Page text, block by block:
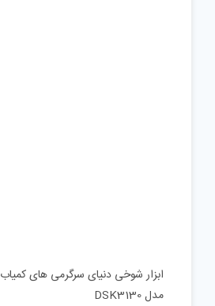
ابزار شوخی دنیای سرگرمی های
مدل DSK3130